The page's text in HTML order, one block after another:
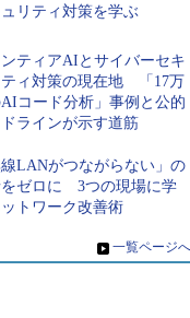
TypeScriptで
年「最も
グラミング
「光ファイ
古い」「
旅」 実運
データセン
リティ対策を学ぶ
ティアAIとサイバーセキ
ティ対策の現在地 「17万
コード分析」事例と公的
ラインが示す道筋
線LANがつながらない」の
ゼロに 3つの現場に学
トワーク改善術
» 一覧ページへ